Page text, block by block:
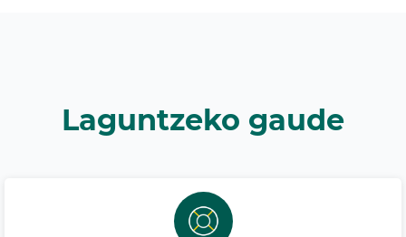
Laguntzeko gaude